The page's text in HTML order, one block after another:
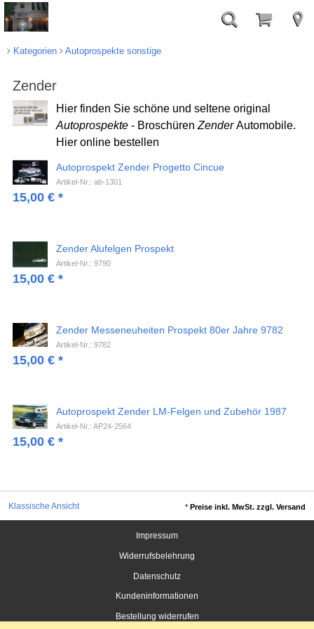
Kategorien Autoprospekte sonstige
Zender
Hier finden Sie schöne und seltene original
Autoprospekte- Broschüren ZenderAutomobile.
Hier online bestellen
Autoprospekt Zender Progetto Cincue
Artikel-Nr.: ab-1301
15,00 €*
Zender Alufelgen Prospekt
Artikel-Nr.: 9790
15,00 €*
Zender Messeneuheiten Prospekt 80er Jahre 9782
Artikel-Nr.: 9782
15,00 €*
Autoprospekt Zender LM-Felgen und Zubehör 1987
Artikel-Nr.: AP24-2564
15,00 €*
Klassische Ansicht *Preise inkl. MwSt. zzgl. Versand
Impressum
Widerrufsbelehrung
Datenschutz
Kundeninformationen
Bestellung widerrufen